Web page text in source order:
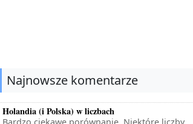
Najnowsze komentarze
Holandia (i Polska) w liczbach